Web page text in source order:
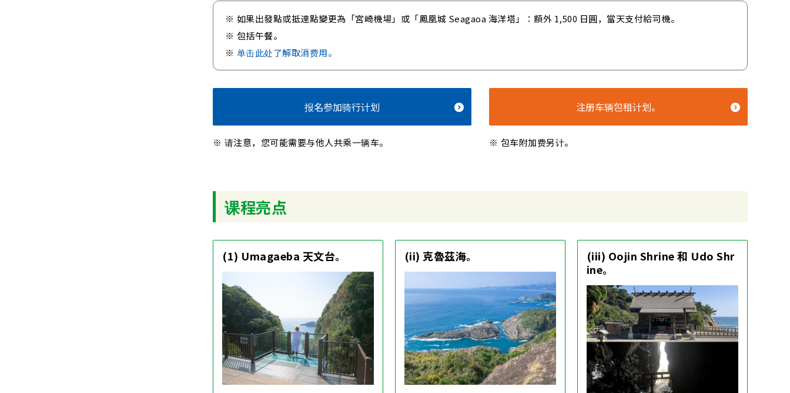
如果出發點或抵達點變更為「宮崎機場」或「鳳凰城 Seagaoa 海洋塔」：額外 1,500 日圓，當天支付給司機。
包括午餐。
单击此处了解取消费用。
报名参加骑行计划
请注意，您可能需要与他人共乘一辆车。
注册车辆包租计划。
包车附加费另计。
课程亮点
(1) Umagaeba 天文台。 (ii) 克魯茲海。
(iii) Oojin Shrine 和 Udo Shr
ine。